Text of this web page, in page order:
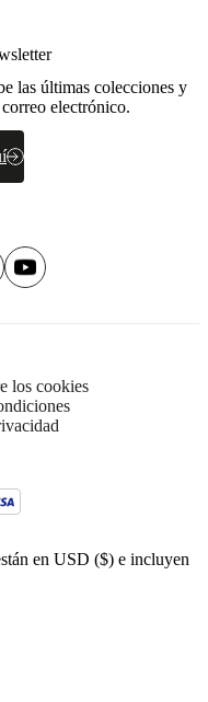
las últimas colecciones y
electrónico.
los cookies
en USD ($) e incluyen